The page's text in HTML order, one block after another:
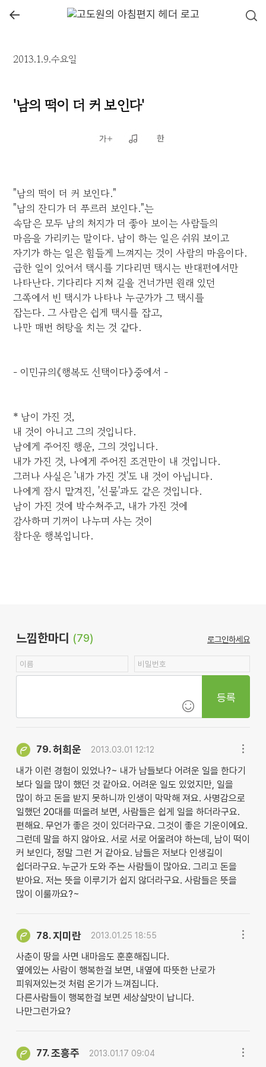
←
2013.1.9.수요일
'남의 떡이 더 커 보인다'
"남의 떡이 더 커 보인다."
"남의 잔디가 더 푸르러 보인다."는
속담은 모두 남의 처지가 더 좋아 보이는 사람들의
마음을 가리키는 말이다. 남이 하는 일은 쉬워 보이고
자기가 하는 일은 힘들게 느껴지는 것이 사람의 마음이다.
급한 일이 있어서 택시를 기다리면 택시는 반대편에서만
나타난다. 기다리다 지쳐 길을 건너가면 원래 있던
그쪽에서 빈 택시가 나타나 누군가가 그 택시를
잡는다. 그 사람은 쉽게 택시를 잡고,
나만 매번 허탕을 치는 것 같다.
- 이민규의《행복도 선택이다》중에서 -
* 남이 가진 것,
내 것이 아니고 그의 것입니다.
남에게 주어진 행운, 그의 것입니다.
내가 가진 것, 나에게 주어진 조건만이 내 것입니다.
그러나 사실은 '내가 가진 것'도 내 것이 아닙니다.
나에게 잠시 맡겨진, '선물'과도 같은 것입니다.
남이 가진 것에 박수쳐주고, 내가 가진 것에
감사하며 기꺼이 나누며 사는 것이
참다운 행복입니다.
느낌한마디 (79) 로그인하세요
등록
79.허희운 2013.03.01 12:12
내가 이런 경험이 있었나?~ 내가 남들보다 어려운 일을 한다기
보다 일을 많이 했던 것 같아요. 어려운 일도 있었지만, 일을
많이 하고 돈을 받지 못하니까 인생이 막막해 져요. 사명감으로
일했던 20대를 떠올려 보면, 사람들은 쉽게 일을 하더라구요.
편해요. 무언가 좋은 것이 있더라구요. 그것이 좋은 기운이에요.
그런데 말을 하지 않아요. 서로 서로 어울려야 하는데, 남이 떡이
커 보인다, 정말 그런 거 같아요. 남들은 저보다 인생길이
쉽더라구요. 누군가 도와 주는 사람들이 많아요. 그리고 돈을
받아요. 저는 뜻을 이루기가 쉽지 않더라구요. 사람들은 뜻을
많이 이룰까요?~
78.지미란 2013.01.25 18:55
사춘이 땅을 사면 내마음도 훈훈해집니다.
옆에있는 사람이 행복한걸 보면, 내옆에 따뜻한 난로가
피워져있는것 처럼 온기가 느껴집니다.
다른사람들이 행복한걸 보면 세상살맛이 납니다.
나만그런가요?
77.조흥주 2013.01.17 09:04